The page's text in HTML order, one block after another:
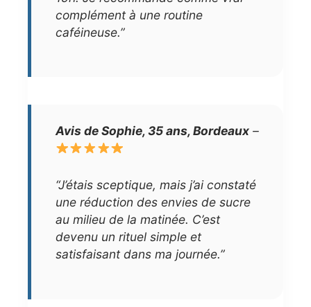
complément à une routine
caféineuse.”
Avis de Sophie, 35 ans, Bordeaux –
“J’étais sceptique, mais j’ai constaté
une réduction des envies de sucre
au milieu de la matinée. C’est
devenu un rituel simple et
satisfaisant dans ma journée.”